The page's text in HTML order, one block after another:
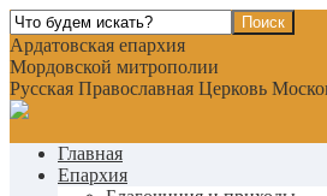
Ардатовская епархия
Мордовской митрополии
Русская Православная Церковь
Главная
Епархия